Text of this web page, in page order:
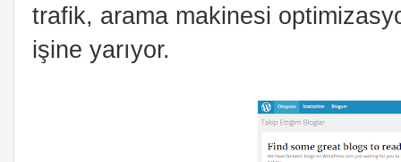
trafik, arama makinesi
işine yarıyor.